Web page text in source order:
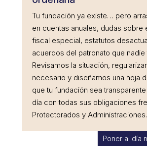
Tu fundación ya existe… pero
en cuentas anuales, dudas sobre
fiscal especial, estatutos
acuerdos del patronato que nadie
Revisamos la situación,
necesario y diseñamos una hoja
que tu fundación sea
día con todas sus obligaciones
Protectorados y Administraciones.
Poner al día